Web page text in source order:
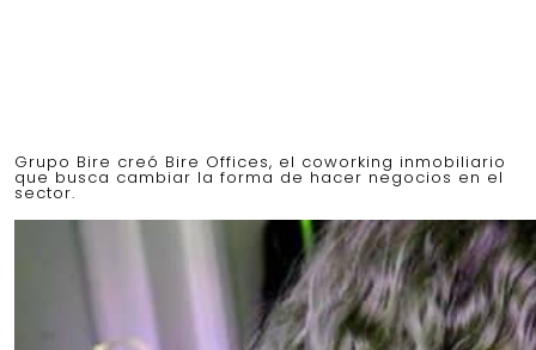
Grupo Bire creó Bire Offices, el coworking inmobiliario
que busca cambiar la forma de hacer negocios en el
sector.